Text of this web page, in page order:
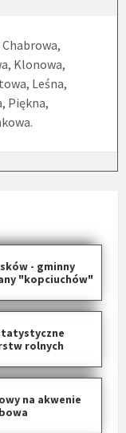
Chabrowa,
Klonowa,
Leśna,
Piękna,
- gminny
"kopciuchów"
rolnych
na akwenie